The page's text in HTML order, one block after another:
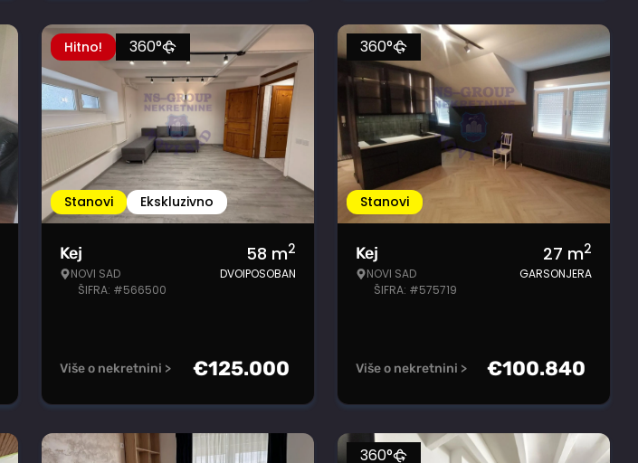
Stanovi Ekskluzivno
Hitno! 360°
Kej
NOVI SAD
ŠIFRA: #566500
58 m2
DVOIPOSOBAN
Više o nekretnini > €125.000
Stanovi
360°
Kej
NOVI SAD
ŠIFRA: #575719
27 m2
GARSONJERA
Više o nekretnini > €100.840
360°